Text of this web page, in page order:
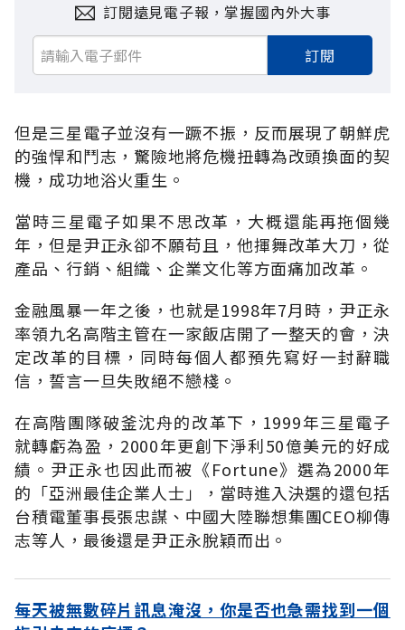
訂閱遠見電子報，掌握國內外大事
訂閱
但是三星電子並沒有一蹶不振，反而展現了朝鮮虎
的強悍和鬥志，驚險地將危機扭轉為改頭換面的契
機，成功地浴火重生。
當時三星電子如果不思改革，大概還能再拖個幾
年，但是尹正永卻不願苟且，他揮舞改革大刀，從
產品、行銷、組織、企業文化等方面痛加改革。
金融風暴一年之後，也就是1998年7月時，尹正永
率領九名高階主管在一家飯店開了一整天的會，決
定改革的目標，同時每個人都預先寫好一封辭職
信，誓言一旦失敗絕不戀棧。
在高階團隊破釜沈舟的改革下，1999年三星電子
就轉虧為盈，2000年更創下淨利50億美元的好成
績。尹正永也因此而被《Fortune》選為2000年
的「亞洲最佳企業人士」，當時進入決選的還包括
台積電董事長張忠謀、中國大陸聯想集團CEO柳傳
志等人，最後還是尹正永脫穎而出。
每天被無數碎片訊息淹沒，你是否也急需找到一個